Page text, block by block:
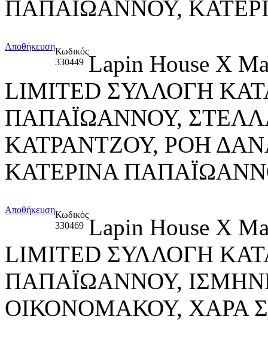
ΠΑΠΑΪΩΑΝΝΟΥ,
ΑποθήκευσηΚωδικός
330449 Lapin House X
LIMITED ΣΥΛΛΟΓΗ
ΠΑΠΑΪΩΑΝΝΟΥ,
ΚΑΤΡΑΝΤΖΟΥ, ΡΟΗ
ΚΑΤΕΡΙΝΑ
ΑποθήκευσηΚωδικός
330469 Lapin House X
LIMITED ΣΥΛΛΟΓΗ
ΠΑΠΑΪΩΑΝΝΟΥ,
ΟΙΚΟΝΟΜΑΚΟΥ, ΧΑΡΑ